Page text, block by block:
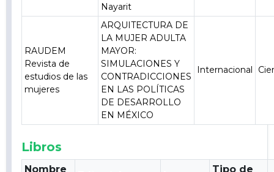
Nayarit
RAUDEM
Revista de
estudios de las
mujeres
ARQUITECTURA DE
LA MUJER ADULTA
MAYOR:
SIMULACIONES Y
CONTRADICCIONES
EN LAS POLÍTICAS
DE DESARROLLO
EN MÉXICO
Internacional
Libros
Nombre
Tipo de